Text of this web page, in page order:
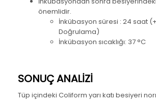
önemlidir.
İnkübasyon süresi : 24 saat
Doğrulama)
İnkübasyon sıcaklığı: 37 °C
SONUÇ ANALİZİ
Tüp içindeki Coliform yarı katı besiyeri